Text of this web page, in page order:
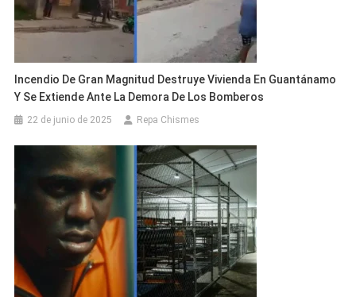
Incendio De Gran Magnitud Destruye Vivienda En Guantánamo
Y Se Extiende Ante La Demora De Los Bomberos
22 de junio de 2025 Repa Chismes